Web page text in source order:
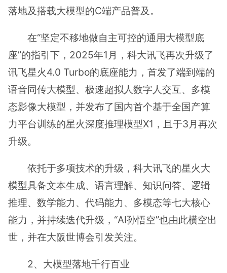
落地及搭载大模型的C端产品普及。
在“坚定不移地做自主可控的通用大模型底
座”的指引下，2025年1月，科大讯飞再次升级了
讯飞星火4.0 Turbo的底座能力，首发了端到端的
语音同传大模型、极速超拟人数字人交互、多模
态影像大模型，并发布了国内首个基于全国产算
力平台训练的星火深度推理模型X1，且于3月再次
升级。
依托于多项技术的升级，科大讯飞的星火大
模型具备文本生成、语言理解、知识问答、逻辑
推理、数学能力、代码能力、多模态等七大核心
能力，并持续迭代升级，“AI孙悟空”也由此横空出
世，并在大阪世博会引发关注。
2、大模型落地千行百业